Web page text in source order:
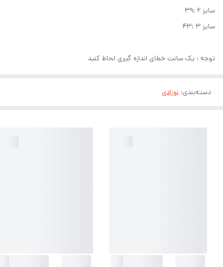
سایز ۲ :۳۹
سایز ۳ :۴۳
توجه : یک سانت خطای اندازه گیری لحاظ کنید
دسته‌بندی: نوزادی